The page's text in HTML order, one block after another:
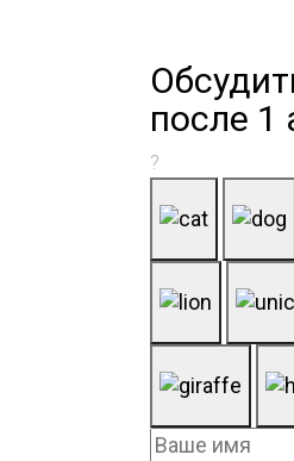
после 1
?